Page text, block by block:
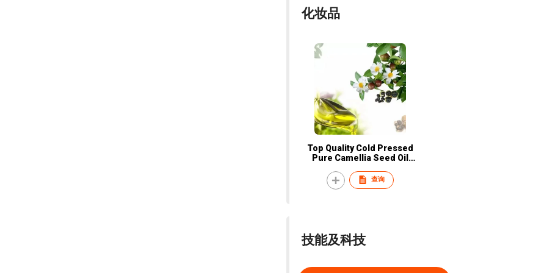
化妆品
Top Quality Cold Pressed
Pure Camellia Seed Oil
Skin Care, Hair, Face
Cleanser, Shampoo
查询
技能及科技